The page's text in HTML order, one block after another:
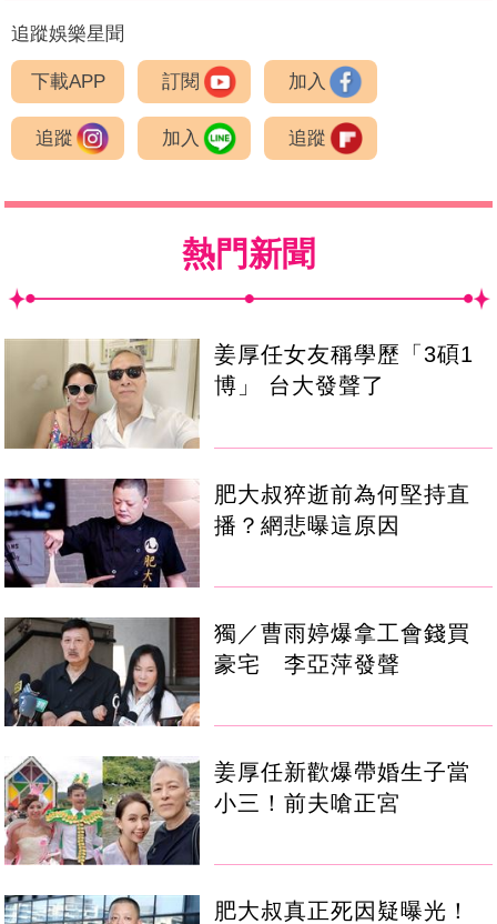
追蹤娛樂星聞
下載APP 訂閱 加入
追蹤 加入 追蹤
熱門新聞
姜厚任女友稱學歷「3碩1
博」 台大發聲了
肥大叔猝逝前為何堅持直
播？網悲曝這原因
獨／曹雨婷爆拿工會錢買
豪宅 李亞萍發聲
姜厚任新歡爆帶婚生子當
小三！前夫嗆正宮
肥大叔真正死因疑曝光！